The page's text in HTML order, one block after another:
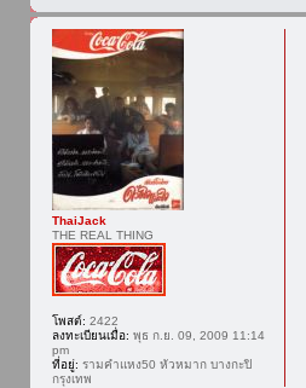
ThaiJack
THE REAL THING
โพสต์: 2422
ลงทะเบียนเมื่อ: พุธ ก.ย. 09, 2009 11:14
pm
ที่อยู่: รามคำแหง50 หัวหมาก บางกะปิ
กรุงเทพ